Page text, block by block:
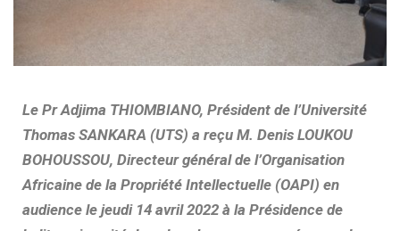
Le Pr Adjima THIOMBIANO, Président de l’Université
Thomas SANKARA (UTS) a reçu M. Denis LOUKOU
BOHOUSSOU, Directeur général de l’Organisation
Africaine de la Propriété Intellectuelle (OAPI) en
audience le jeudi 14 avril 2022 à la Présidence de